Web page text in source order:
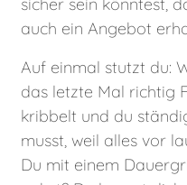
auch ein Angebot
Auf einmal stutzt du:
das letzte Mal richtig
kribbelt und du
musst, weil alles vor
Du mit einem